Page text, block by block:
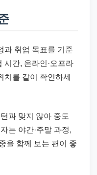
과 취업 목표를 기준
시간, 온라인·오프라
치를 같이 확인하세
과 맞지 않아 중도
는 야간·주말 과정,
을 함께 보는 편이 좋